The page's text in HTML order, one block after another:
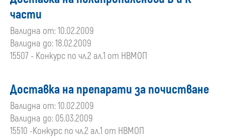
части
Валидна от: 10.02.2009
Валидна до: 18.02.2009
15507 - Конкурс по чл.2 ал.1 от НВМОП
Доставка на препарати за почистване
Валидна от: 10.02.2009
Валидна до: 05.03.2009
15510 -Конкурс по чл.2 ал.1 от НВМОП